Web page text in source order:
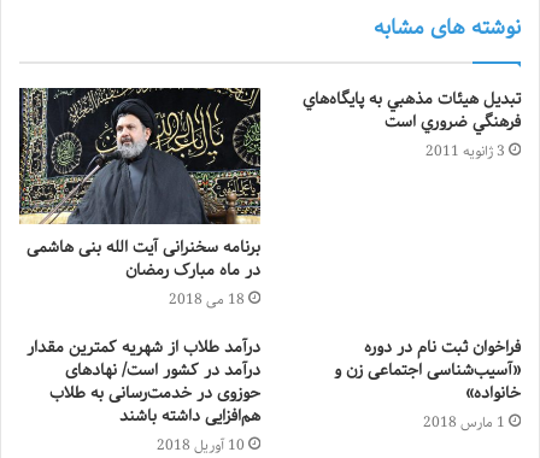
نوشته های مشابه
تبديل هيئات مذهبي به پايگاه‌هاي
فرهنگي ضروري است
3 ژانویه 2011
برنامه سخنرانی آیت الله بنی هاشمی
در ماه مبارک رمضان
18 می 2018
فراخوان ثبت نام در دوره
«آسیب‌شناسی اجتماعی زن و
خانواده»
1 مارس 2018
درآمد طلاب از شهریه کمترین مقدار
درآمد در کشور است/ نهادهای
حوزوی در خدمت‌رسانی به طلاب
هم‌افزایی داشته باشند
10 آوریل 2018